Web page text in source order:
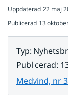
Uppdaterad 22 maj
Publicerad 13
Typ:
Publicerad:
Medvind, nr